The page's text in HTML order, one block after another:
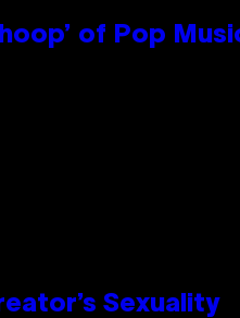
of Pop
Sexuality